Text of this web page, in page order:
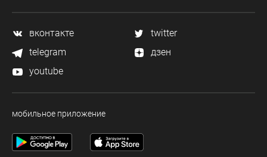
вконтакте
twitter
telegram
дзен
youtube
мобильное приложение